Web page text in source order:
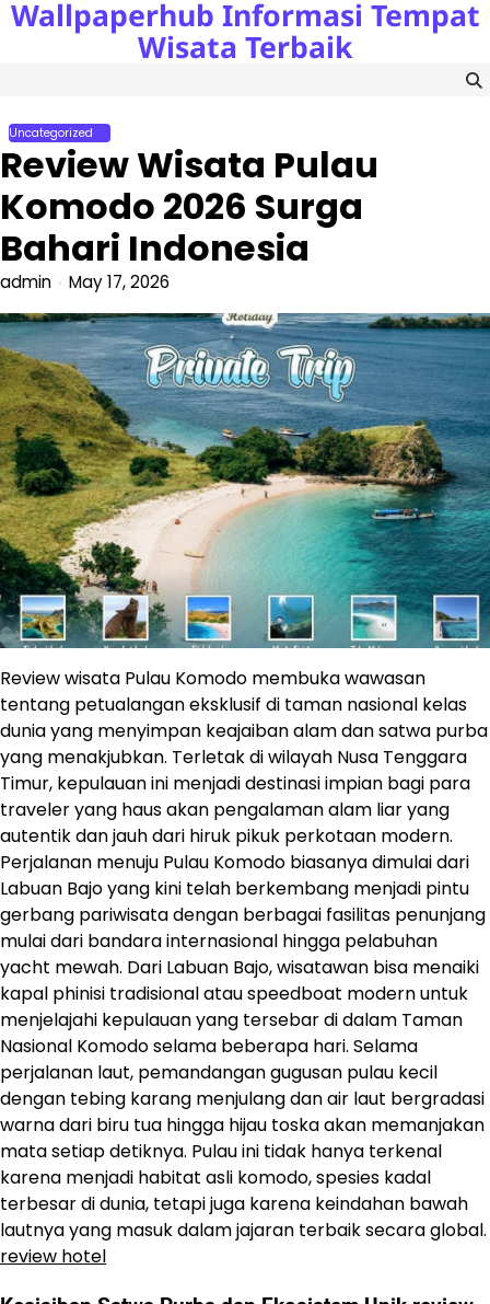
Skip
Wallpaperhub Informasi Tempat
Wisata Terbaik
Uncategorized
Review Wisata Pulau
Komodo 2026 Surga
Bahari Indonesia
admin May 17, 2026
Review wisata Pulau Komodo membuka wawasan
tentang petualangan eksklusif di taman nasional kelas
dunia yang menyimpan keajaiban alam dan satwa purba
yang menakjubkan. Terletak di wilayah Nusa Tenggara
Timur, kepulauan ini menjadi destinasi impian bagi para
traveler yang haus akan pengalaman alam liar yang
autentik dan jauh dari hiruk pikuk perkotaan modern.
Perjalanan menuju Pulau Komodo biasanya dimulai dari
Labuan Bajo yang kini telah berkembang menjadi pintu
gerbang pariwisata dengan berbagai fasilitas penunjang
mulai dari bandara internasional hingga pelabuhan
yacht mewah. Dari Labuan Bajo, wisatawan bisa menaiki
kapal phinisi tradisional atau speedboat modern untuk
menjelajahi kepulauan yang tersebar di dalam Taman
Nasional Komodo selama beberapa hari. Selama
perjalanan laut, pemandangan gugusan pulau kecil
dengan tebing karang menjulang dan air laut bergradasi
warna dari biru tua hingga hijau toska akan memanjakan
mata setiap detiknya. Pulau ini tidak hanya terkenal
karena menjadi habitat asli komodo, spesies kadal
terbesar di dunia, tetapi juga karena keindahan bawah
lautnya yang masuk dalam jajaran terbaik secara global.
review hotel